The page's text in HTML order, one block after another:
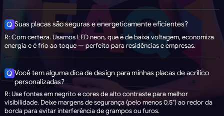
Q Suas placas são seguras e energeticamente eficientes?
R: Com certeza. Usamos LED neon, que é de baixa voltagem, economiza
energia e é frio ao toque — perfeito para residências e empresas.
Q Você tem alguma dica de design para minhas placas de acrílico
personalizadas?
R: Use fontes em negrito e cores de alto contraste para melhor
visibilidade. Deixe margens de segurança (pelo menos 0,5") ao redor da
borda para evitar interferência de grampos ou furos.